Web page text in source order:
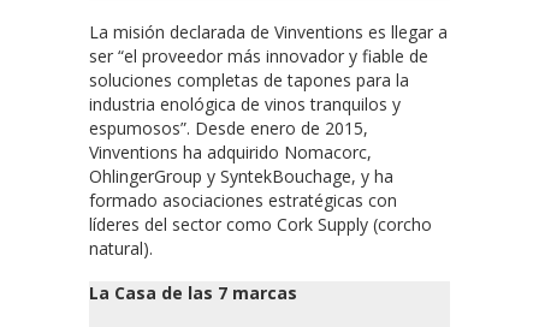
La misión declarada de Vinventions es llegar a
ser “el proveedor más innovador y fiable de
soluciones completas de tapones para la
industria enológica de vinos tranquilos y
espumosos”. Desde enero de 2015,
Vinventions ha adquirido Nomacorc,
OhlingerGroup y SyntekBouchage, y ha
formado asociaciones estratégicas con
líderes del sector como Cork Supply (corcho
natural).
La Casa de las 7 marcas